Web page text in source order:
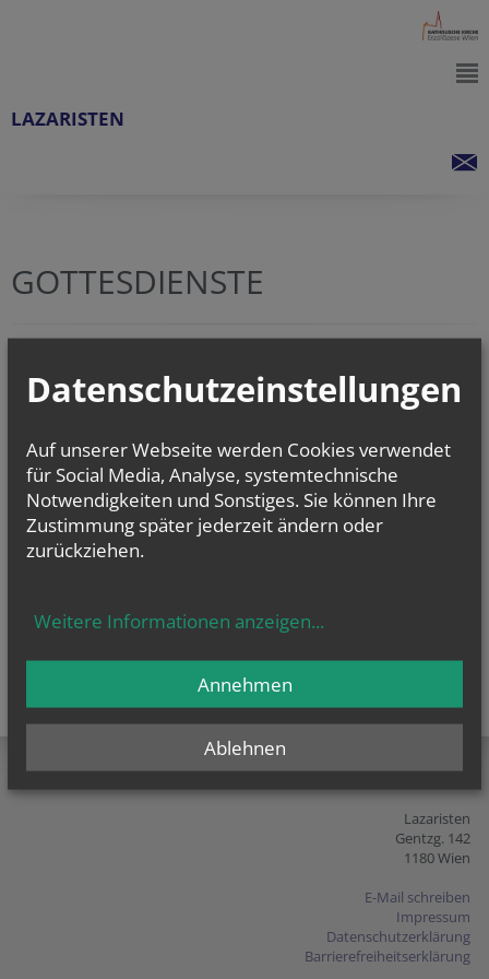
LAZARISTEN
GOTTESDIENSTE
In den nächsten 2 Wochen sind keine Gottesdienste eingetragen.
teilen tweet pin it
Lazaristen
Gentzg. 142
1180 Wien
E-Mail schreiben
Impressum
Datenschutzerklärung
Barrierefreiheitserklärung
Datenschutzeinstellungen
Auf unserer Webseite werden Cookies verwendet
für Social Media, Analyse, systemtechnische
Notwendigkeiten und Sonstiges. Sie können Ihre
Zustimmung später jederzeit ändern oder
zurückziehen.
Weitere Informationen anzeigen...
Ablehnen
Annehmen